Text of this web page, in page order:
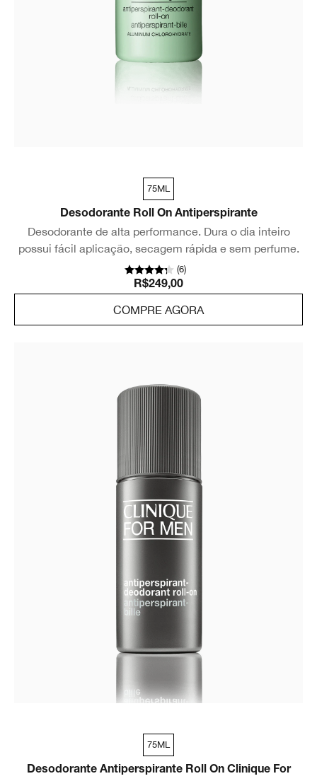
75ML
Desodorante Roll On Antiperspirante
Desodorante de alta performance. Dura o dia inteiro
possui fácil aplicação, secagem rápida e sem perfume.
(6)
R$249,00
COMPRE AGORA
75ML
Desodorante Antiperspirante Roll On Clinique For